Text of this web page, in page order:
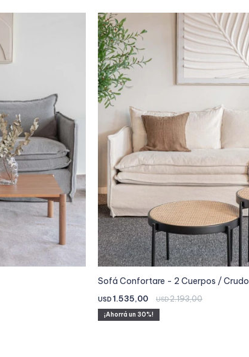
Sofá Confortare - 2 Cuerpos / Crudo
USD 1.535,00 USD2.193,00
30